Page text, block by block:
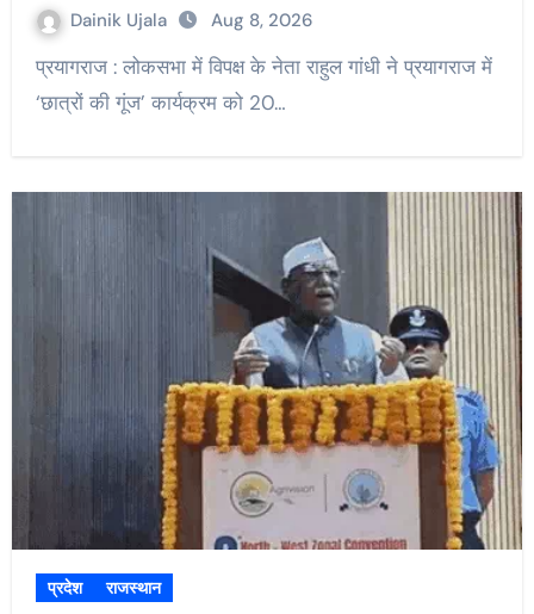
Dainik Ujala Aug 8, 2026
प्रयागराज : लोकसभा में विपक्ष के नेता राहुल गांधी ने प्रयागराज में
‘छात्रों की गूंज’ कार्यक्रम को 20…
प्रदेश राजस्थान